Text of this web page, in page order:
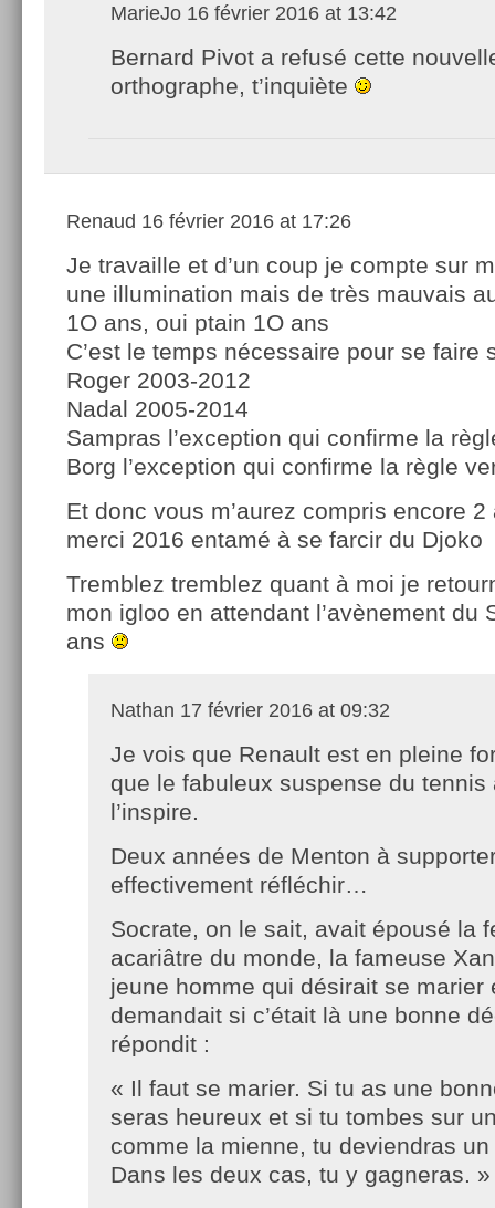
MarieJo 16 février 2016 at 13:42
Bernard Pivot a refusé cette
orthographe, t’inquiète
Renaud 16 février 2016 at 17:26
Je travaille et d’un coup je compte sur
une illumination mais de très mauvais
1O ans, oui ptain 1O ans
C’est le temps nécessaire pour se faire
Roger 2003-2012
Nadal 2005-2014
Sampras l’exception qui confirme la
Borg l’exception qui confirme la règle
Et donc vous m’aurez compris encore
merci 2016 entamé à se farcir du Djoko
Tremblez tremblez quant à moi je
mon igloo en attendant l’avènement du
ans
Nathan 17 février 2016 at 09:32
Je vois que Renault est en pleine
que le fabuleux suspense du tennis
l’inspire.
Deux années de Menton à
effectivement réfléchir…
Socrate, on le sait, avait épousé la
acariâtre du monde, la fameuse
jeune homme qui désirait se marier
demandait si c’était là une bonne
répondit :
« Il faut se marier. Si tu as une
seras heureux et si tu tombes sur
comme la mienne, tu deviendras
Dans les deux cas, tu y gagneras. »